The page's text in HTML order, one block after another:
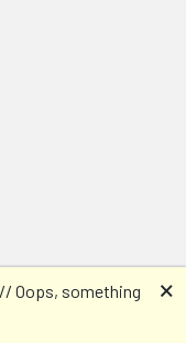
Oops, something
🗙